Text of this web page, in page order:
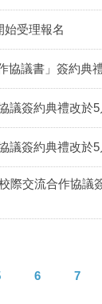
始受理報名
協議書」簽約典
簽約典禮改於5
簽約典禮改於5
交流合作協議
6 7